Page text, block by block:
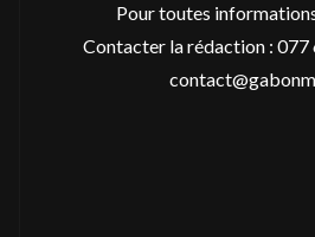
Pour toutes
Contacter la rédaction :